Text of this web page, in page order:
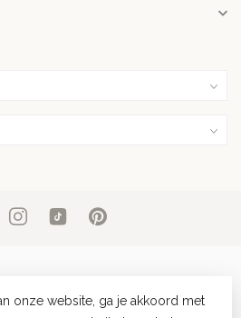
onze website, ga je akkoord met